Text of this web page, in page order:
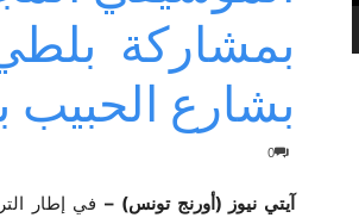
بمشاركة
بشارع الحبيب
0
آيتي نيوز (أورنج تونس) – في إطار